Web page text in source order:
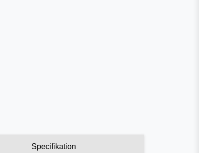
Specifikation